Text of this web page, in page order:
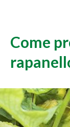
Come